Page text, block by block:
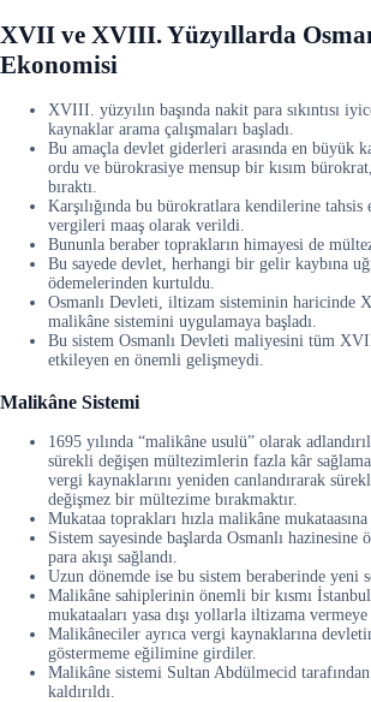
XVII ve XVIII. Yüzyıllarda
Ekonomisi
XVIII. yüzyılın başında nakit para sıkıntısı
kaynaklar arama çalışmaları başladı.
Bu amaçla devlet giderleri arasında en büyük
ordu ve bürokrasiye mensup bir kısım
bıraktı.
Karşılığında bu bürokratlara kendilerine tahsis
vergileri maaş olarak verildi.
Bununla beraber toprakların himayesi de
Bu sayede devlet, herhangi bir gelir kaybına
ödemelerinden kurtuldu.
Osmanlı Devleti, iltizam sisteminin haricinde
malikâne sistemini uygulamaya başladı.
Bu sistem Osmanlı Devleti maliyesini tüm
etkileyen en önemli gelişmeydi.
Malikâne Sistemi
1695 yılında “malikâne usulü” olarak
sürekli değişen mültezimlerin fazla kâr
vergi kaynaklarını yeniden canlandırarak
değişmez bir mültezime bırakmaktır.
Mukataa toprakları hızla malikâne
Sistem sayesinde başlarda Osmanlı
para akışı sağlandı.
Uzun dönemde ise bu sistem beraberinde yeni
Malikâne sahiplerinin önemli bir kısmı
mukataaları yasa dışı yollarla iltizama vermeye
Malikâneciler ayrıca vergi kaynaklarına
göstermeme eğilimine girdiler.
Malikâne sistemi Sultan Abdülmecid tarafından
kaldırıldı.